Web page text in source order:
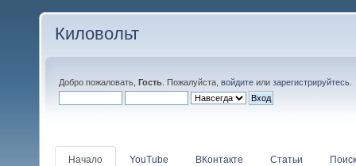
Киловольт
Добро пожаловать, Гость . Пожалуйста, войдите или зарегистрируйтесь
Начало YouTube ВКонтакте Статьи Поиск